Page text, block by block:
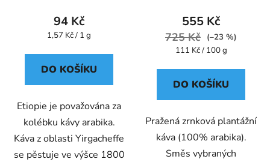
94 Kč
Měrná
1,57 Kč / 1 g
DO KOŠÍKU
Etiopie je považována za
kolébku kávy arabika.
Káva z oblasti Yirgacheffe
se pěstuje ve výšce 1800
555 Kč
725 Kč
(–23 %)
Měrná
111 Kč / 100 g
DO KOŠÍKU
Pražená zrnková plantážní
káva (100% arabika).
Směs vybraných